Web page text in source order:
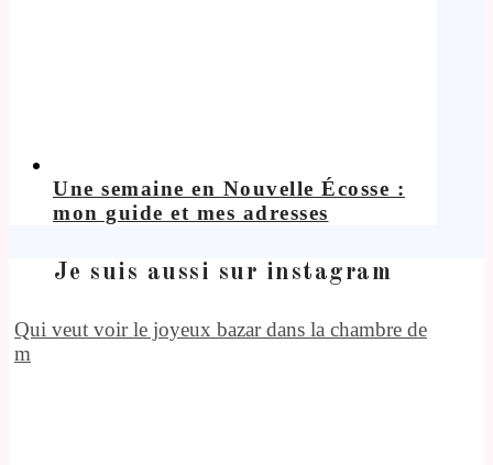
Une semaine en Nouvelle Écosse :
mon guide et mes adresses
Je suis aussi sur instagram
Qui veut voir le joyeux bazar dans la chambre de
m